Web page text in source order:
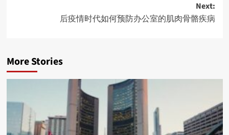
Next:
后疫情时代如何预防办公室的肌肉骨骼疾病
More Stories